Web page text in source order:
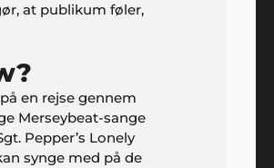
at publikum føler,
en rejse gennem
Merseybeat-sange
Pepper’s Lonely
synge med på de